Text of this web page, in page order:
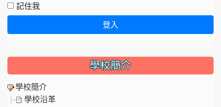
記住我
登入
學校簡介
學校簡介
學校沿革